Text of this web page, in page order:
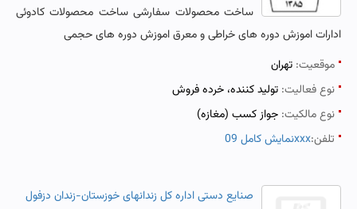
ساخت محصولات سفارشی ساخت محصولات کادوئی
ادارات اموزش دوره های خراطی و معرق اموزش دوره های حجمی
موقعیت: تهران
نوع فعالیت: تولید کننده، خرده فروش
نوع مالکیت: جواز کسب (مغازه)
تلفن:نمایش کامل 09xxx
صنایع دستی اداره کل زندانهای خوزستان-زندان دزفول